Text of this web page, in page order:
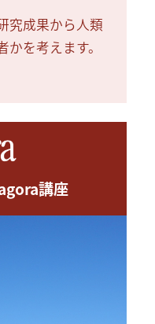
究成果から人類
を考えます。
講座